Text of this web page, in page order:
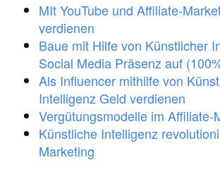
MIt YouTube und Affiliate-
verdienen
Baue mit Hilfe von Künstlicher
Social Media Präsenz auf
Als Influencer mithilfe von
Intelligenz Geld verdienen
Vergütungsmodelle im Affiliate-
Künstliche Intelligenz
Marketing